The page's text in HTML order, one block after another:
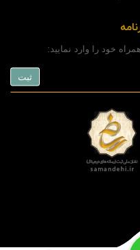
خود را وارد نمایید: